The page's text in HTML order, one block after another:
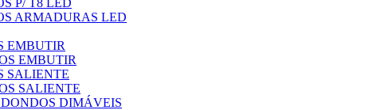
P/ T8 LED
ARMADURAS LED
EMBUTIR
EMBUTIR
SALIENTE
SALIENTE
DIMÁVEIS